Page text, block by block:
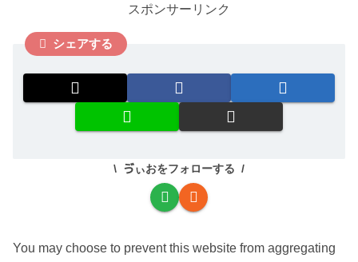
スポンサーリンク
シェアする
ゔぃおをフォローする
You may choose to prevent this website from aggregating